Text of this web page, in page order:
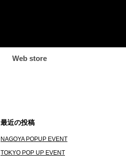
Web store
最近の投稿
NAGOYA POPUP EVENT
TOKYO POP UP EVENT